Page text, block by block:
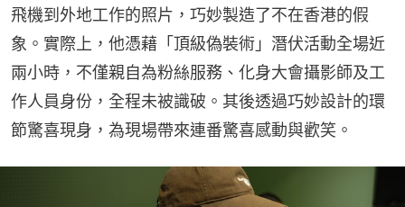
飛機到外地工作的照片，巧妙製造了不在香港的假
象。實際上，他憑藉「頂級偽裝術」潛伏活動全場近
兩小時，不僅親自為粉絲服務、化身大會攝影師及工
作人員身份，全程未被識破。其後透過巧妙設計的環
節驚喜現身，為現場帶來連番驚喜感動與歡笑。